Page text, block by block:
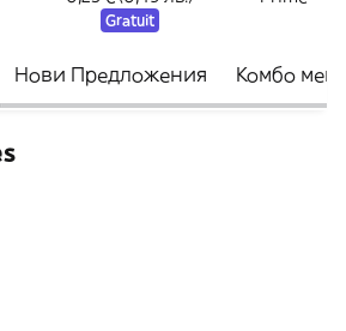
Gratuit
Нови Предложения Комбо